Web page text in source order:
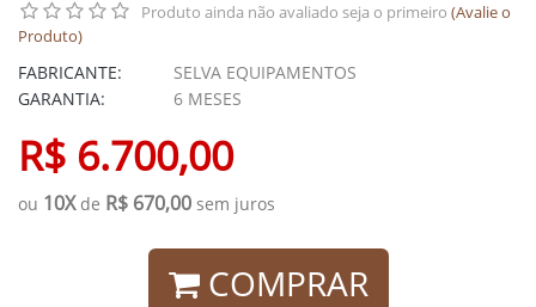
Produto ainda não avaliado seja o primeiro (Avalie o
Produto)
FABRICANTE:
SELVA EQUIPAMENTOS
GARANTIA:
6 MESES
R$ 6.700,00
ou 10Xde R$ 670,00 sem juros
COMPRAR